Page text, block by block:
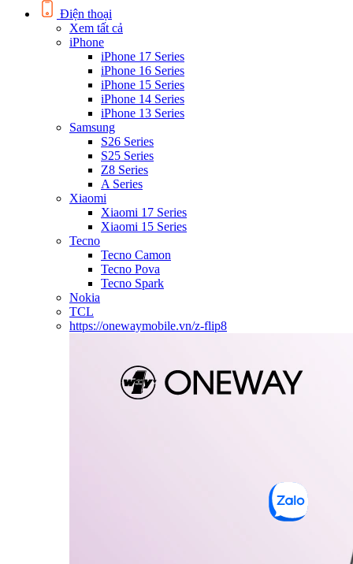
Điện thoại
Xem tất cả
iPhone
iPhone 17 Series
iPhone 16 Series
iPhone 15 Series
iPhone 14 Series
iPhone 13 Series
Samsung
S26 Series
S25 Series
Z8 Series
A Series
Xiaomi
Xiaomi 17 Series
Xiaomi 15 Series
Tecno
Tecno Camon
Tecno Pova
Tecno Spark
Nokia
TCL
https://onewaymobile.vn/z-flip8